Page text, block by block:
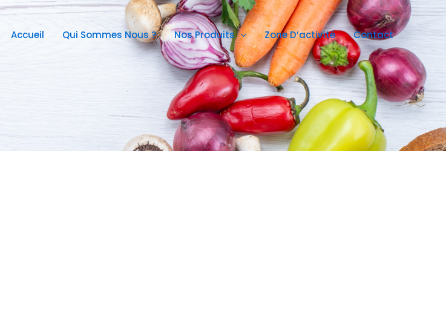
Accueil Qui Sommes Nous ? Nos Produits Zone D’activité Contact
https://www.instagram.com/
https://www.facebook.com/
https://www.facebook.com/hi